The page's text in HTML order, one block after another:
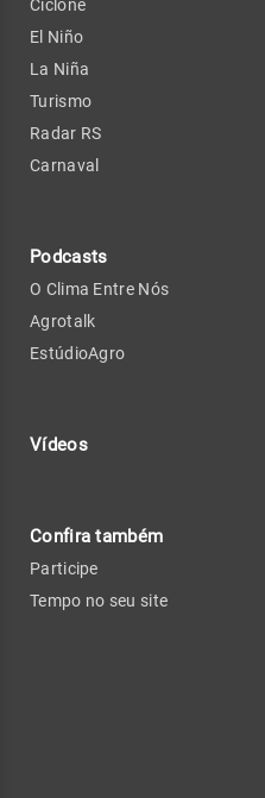
Ciclone
El Niño
La Niña
Turismo
Radar RS
Carnaval
Podcasts
O Clima Entre Nós
Agrotalk
EstúdioAgro
Vídeos
Confira também
Participe
Tempo no seu site